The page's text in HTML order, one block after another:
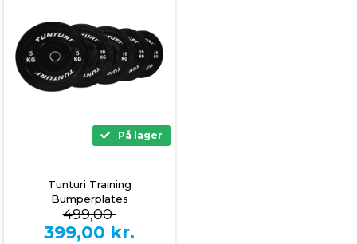
På lager
Tunturi Training
Bumperplates
499,00
399,00 kr.